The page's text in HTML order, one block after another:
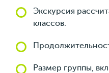
Экскурсия
классов.
Размер группы,